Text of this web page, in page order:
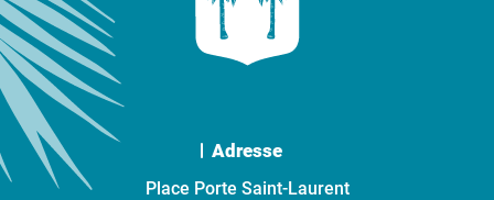
Adresse
Place Porte Saint-Laurent